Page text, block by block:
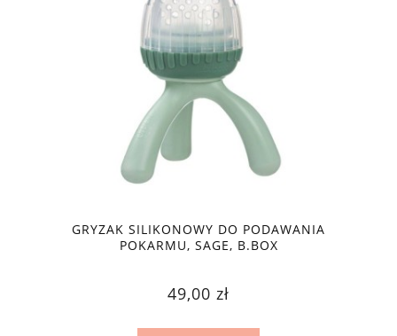
GRYZAK SILIKONOWY DO PODAWANIA
POKARMU, SAGE, B.BOX
49,00 zł